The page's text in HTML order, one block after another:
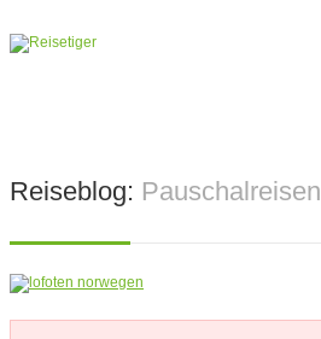
Reiseblog: Pauschalreisen